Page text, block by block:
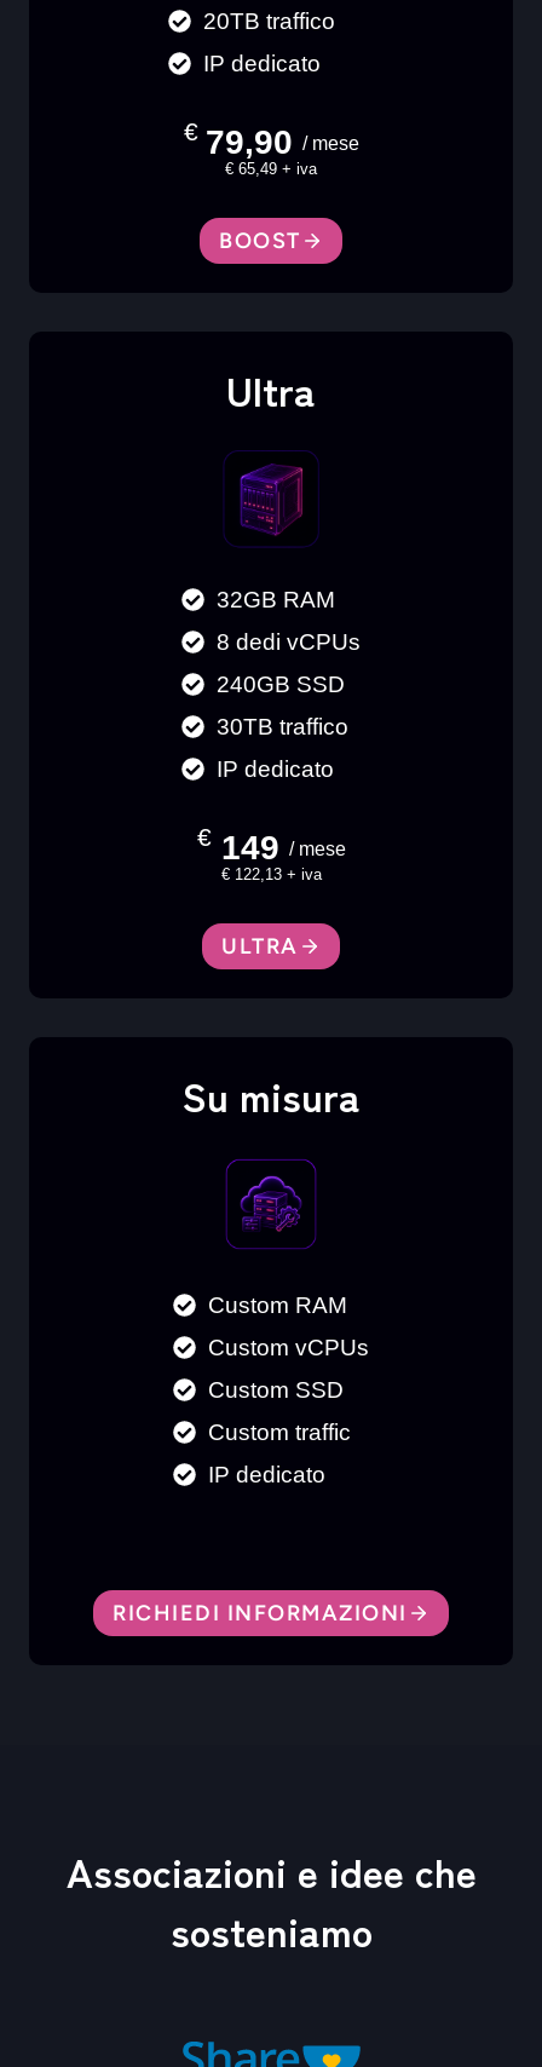
20TB traffico
IP dedicato
€ 79,90 / mese
€ 65,49 + iva
BOOST
Ultra
32GB RAM
8 dedi vCPUs
240GB SSD
30TB traffico
IP dedicato
€ 149 / mese
€ 122,13 + iva
ULTRA
Su misura
Custom RAM
Custom vCPUs
Custom SSD
Custom traffic
IP dedicato
RICHIEDI INFORMAZIONI
Associazioni e idee che
sosteniamo